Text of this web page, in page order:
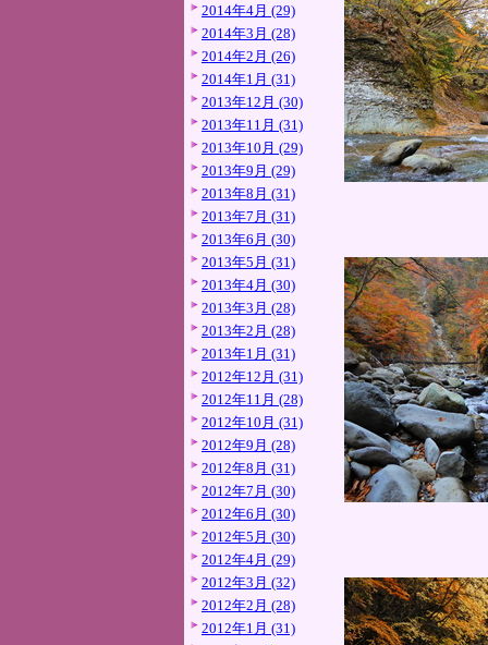
2014年4月 (29)
2014年3月 (28)
2014年2月 (26)
2014年1月 (31)
2013年12月 (30)
2013年11月 (31)
2013年10月 (29)
2013年9月 (29)
2013年8月 (31)
2013年7月 (31)
2013年6月 (30)
2013年5月 (31)
2013年4月 (30)
2013年3月 (28)
2013年2月 (28)
2013年1月 (31)
2012年12月 (31)
2012年11月 (28)
2012年10月 (31)
2012年9月 (28)
2012年8月 (31)
2012年7月 (30)
2012年6月 (30)
2012年5月 (30)
2012年4月 (29)
2012年3月 (32)
2012年2月 (28)
2012年1月 (31)